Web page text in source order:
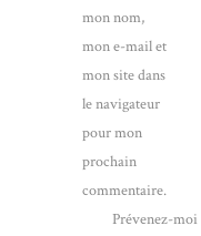
mon nom,
mon e-mail et
mon site dans
le navigateur
pour mon
prochain
commentaire.
Prévenez-moi